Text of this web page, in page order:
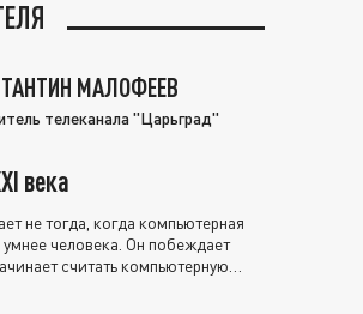
МАЛОФЕЕВ
телеканала "Царьград"
века
не тогда, когда компьютерная
человека. Он побеждает
считать компьютерную